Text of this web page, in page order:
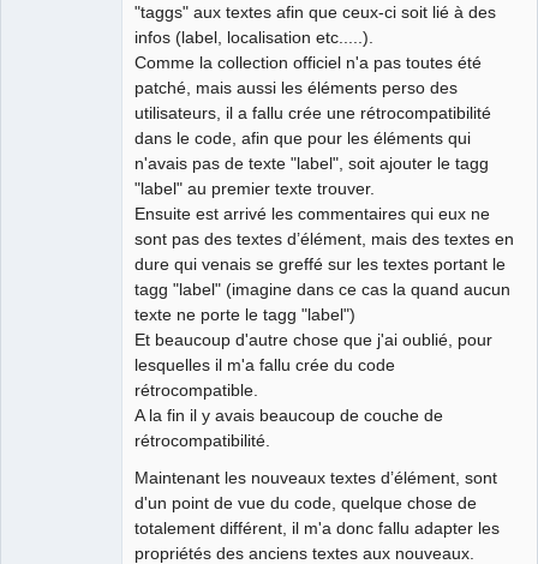
"taggs" aux textes afin que ceux-ci soit lié à des
infos (label, localisation etc.....).
Comme la collection officiel n'a pas toutes été
patché, mais aussi les éléments perso des
utilisateurs, il a fallu crée une rétrocompatibilité
dans le code, afin que pour les éléments qui
n'avais pas de texte "label", soit ajouter le tagg
"label" au premier texte trouver.
Ensuite est arrivé les commentaires qui eux ne
sont pas des textes d’élément, mais des textes en
dure qui venais se greffé sur les textes portant le
tagg "label" (imagine dans ce cas la quand aucun
texte ne porte le tagg "label")
Et beaucoup d'autre chose que j'ai oublié, pour
lesquelles il m'a fallu crée du code
rétrocompatible.
A la fin il y avais beaucoup de couche de
rétrocompatibilité.
Maintenant les nouveaux textes d’élément, sont
d'un point de vue du code, quelque chose de
totalement différent, il m'a donc fallu adapter les
propriétés des anciens textes aux nouveaux.